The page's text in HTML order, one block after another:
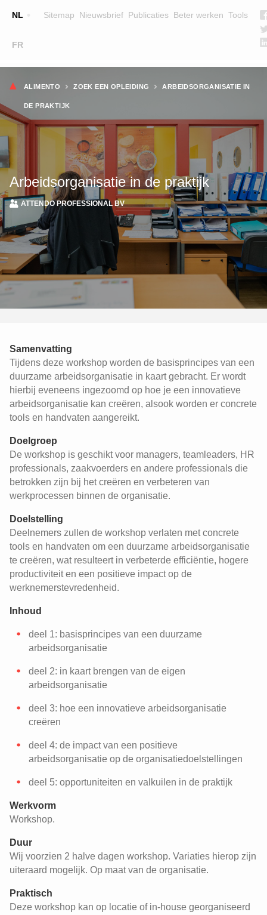
NL
FR
Sitemap Nieuwsbrief Publicaties Beter werken Tools
Main
navigation
WIE ZIJN WE
CONTACT
Kruimelpad
ALIMENTO ZOEK EEN OPLEIDING ARBEIDSORGANISATIE IN
DE PRAKTIJK
Arbeidsorganisatie in de praktijk
ATTENDO PROFESSIONAL BV
Samenvatting
Tijdens deze workshop worden de basisprincipes van een
duurzame arbeidsorganisatie in kaart gebracht. Er wordt
hierbij eveneens ingezoomd op hoe je een innovatieve
arbeidsorganisatie kan creëren, alsook worden er concrete
tools en handvaten aangereikt.
Doelgroep
De workshop is geschikt voor managers, teamleaders, HR
professionals, zaakvoerders en andere professionals die
betrokken zijn bij het creëren en verbeteren van
werkprocessen binnen de organisatie.
Doelstelling
Deelnemers zullen de workshop verlaten met concrete
tools en handvaten om een duurzame arbeidsorganisatie
te creëren, wat resulteert in verbeterde efficiëntie, hogere
productiviteit en een positieve impact op de
werknemerstevredenheid.
Inhoud
deel 1: basisprincipes van een duurzame
arbeidsorganisatie
deel 2: in kaart brengen van de eigen
arbeidsorganisatie
deel 3: hoe een innovatieve arbeidsorganisatie
creëren
deel 4: de impact van een positieve
arbeidsorganisatie op de organisatiedoelstellingen
deel 5: opportuniteiten en valkuilen in de praktijk
Werkvorm
Workshop.
Duur
Wij voorzien 2 halve dagen workshop. Variaties hierop zijn
uiteraard mogelijk. Op maat van de organisatie.
Praktisch
Deze workshop kan op locatie of in-house georganiseerd